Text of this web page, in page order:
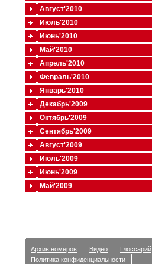
Август'2010
Июль'2010
Июнь'2010
Май'2010
Апрель'2010
Февраль'2010
Январь'2010
Декабрь'2009
Октябрь'2009
Сентябрь'2009
Август'2009
Июль'2009
Июнь'2009
Май'2009
Архив номеров Видео Глоссарий
Политика конфиденциальности